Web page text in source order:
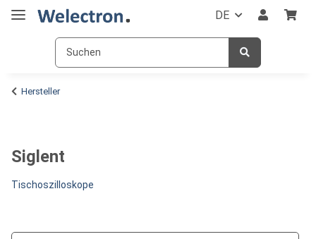
DE
Hersteller
Siglent
Tischoszilloskope